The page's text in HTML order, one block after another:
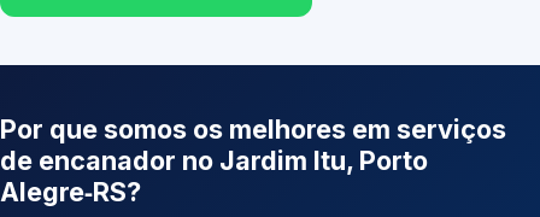
Por que somos os melhores em serviços
de encanador no Jardim Itu, Porto
Alegre‑RS?